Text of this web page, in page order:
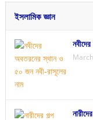
ইসলামিক জ্ঞান